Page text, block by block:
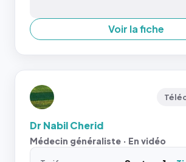
Voir la fiche
Dr Nabil Cherid
Médecin généraliste · En vidéo